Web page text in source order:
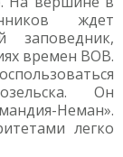
ждет
заповедник,
времен ВОВ.
Он
Неман».
легко